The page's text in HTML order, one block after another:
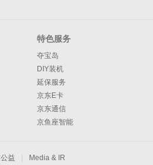
特色服务
夺宝岛
DIY装机
延保服务
京东E卡
京东通信
京鱼座智能
益 Media & IR